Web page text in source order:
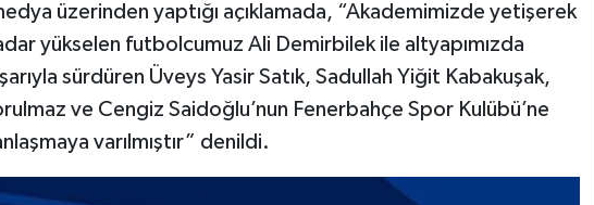
üzerinden yaptığı açıklamada, “Akademimizde yetişerek
yükselen futbolcumuz Ali Demirbilek ile altyapımızda
sürdüren Üveys Yasir Satık, Sadullah Yiğit Kabakuşak,
ve Cengiz Saidoğlu’nun Fenerbahçe Spor Kulübü’ne
varılmıştır” denildi.